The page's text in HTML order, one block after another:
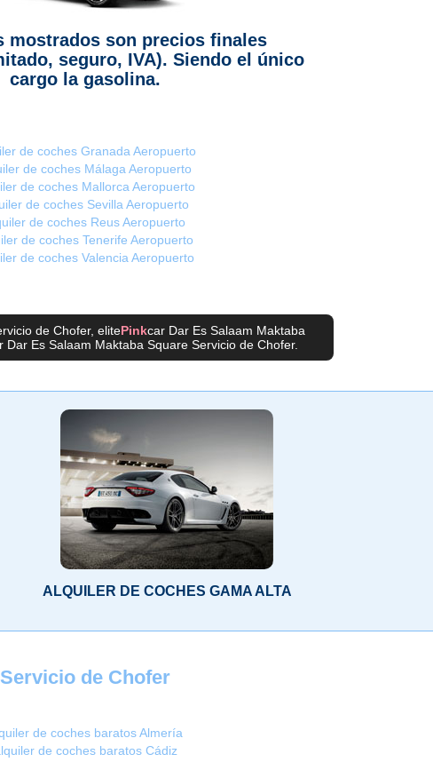
mostrados son precios finales
seguro, IVA). Siendo el único
cargo la gasolina.
de coches Granada Aeropuerto
de coches Málaga Aeropuerto
de coches Mallorca Aeropuerto
de coches Sevilla Aeropuerto
de coches Reus Aeropuerto
de coches Tenerife Aeropuerto
de coches Valencia Aeropuerto
de Chofer, elitePinkcar Dar Es Salaam Maktaba
Dar Es Salaam Maktaba Square Servicio de Chofer.
ALQUILER DE COCHES GAMA ALTA
de Chofer
de coches baratos Almería
de coches baratos Cádiz